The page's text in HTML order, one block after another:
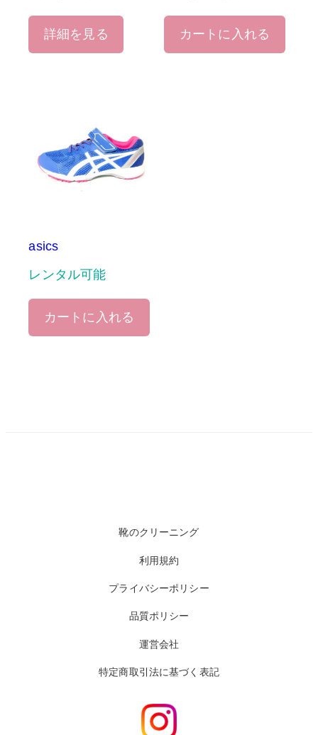
詳細を見る カートに入れる
asics
レンタル可能
カートに入れる
靴のクリーニング
利用規約
プライバシーポリシー
品質ポリシー
運営会社
特定商取引法に基づく表記